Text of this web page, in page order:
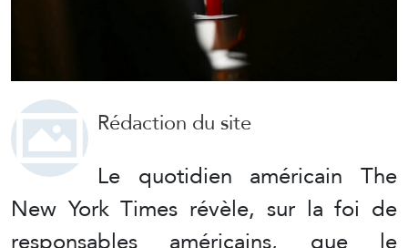
Rédaction du site
Le quotidien américain The
New York Times révèle, sur la foi de